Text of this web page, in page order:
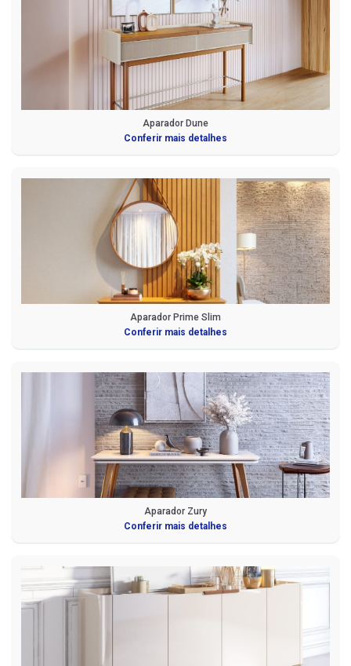
Aparador Dune
Conferir mais detalhes
Aparador Prime Slim
Conferir mais detalhes
Aparador Zury
Conferir mais detalhes